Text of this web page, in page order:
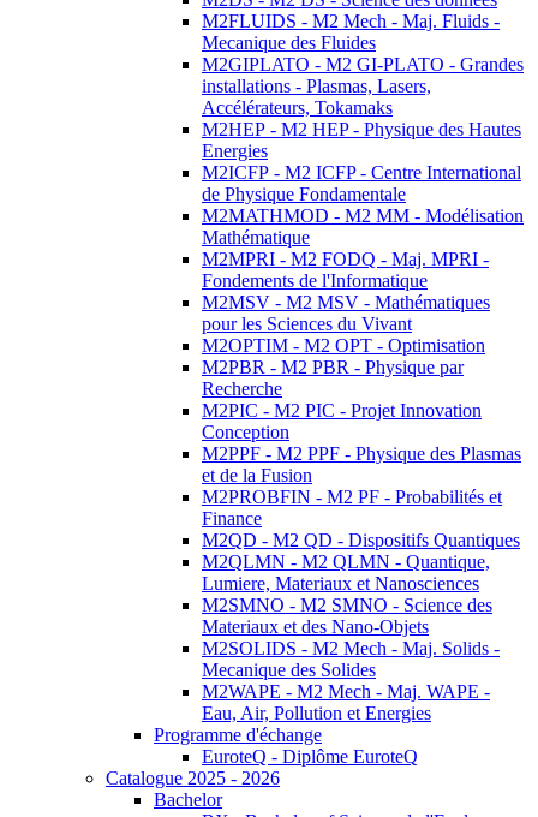
M2FLUIDS - M2 Mech - Maj. Fluids -
Mecanique des Fluides
M2GIPLATO - M2 GI-PLATO - Grandes
installations - Plasmas, Lasers,
Accélérateurs, Tokamaks
M2HEP - M2 HEP - Physique des Hautes
Energies
M2ICFP - M2 ICFP - Centre International
de Physique Fondamentale
M2MATHMOD - M2 MM - Modélisation
Mathématique
M2MPRI - M2 FODQ - Maj. MPRI -
Fondements de l'Informatique
M2MSV - M2 MSV - Mathématiques
pour les Sciences du Vivant
M2OPTIM - M2 OPT - Optimisation
M2PBR - M2 PBR - Physique par
Recherche
M2PIC - M2 PIC - Projet Innovation
Conception
M2PPF - M2 PPF - Physique des Plasmas
et de la Fusion
M2PROBFIN - M2 PF - Probabilités et
Finance
M2QD - M2 QD - Dispositifs Quantiques
M2QLMN - M2 QLMN - Quantique,
Lumiere, Materiaux et Nanosciences
M2SMNO - M2 SMNO - Science des
Materiaux et des Nano-Objets
M2SOLIDS - M2 Mech - Maj. Solids -
Mecanique des Solides
M2WAPE - M2 Mech - Maj. WAPE -
Eau, Air, Pollution et Energies
Programme d'échange
EuroteQ - Diplôme EuroteQ
Catalogue 2025 - 2026
Bachelor